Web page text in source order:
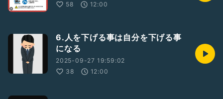
58
12:00
6.人を下げる事は自分を下げる事
になる
2025-09-27 19:59:02
38
12:00